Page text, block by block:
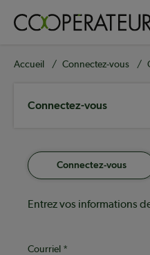
principal
Fil
Accueil Connectez-vous
Connectez-vous
Connectez-vous
Entrez vos informations
Courriel